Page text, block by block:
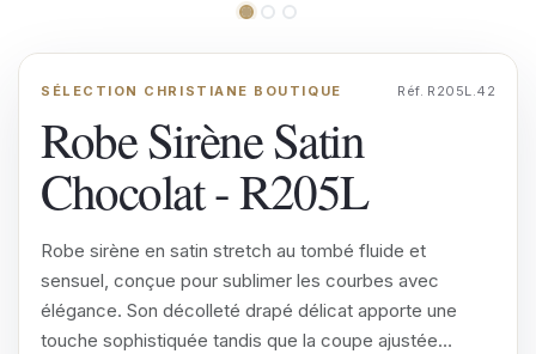
SÉLECTION CHRISTIANE BOUTIQUE Réf. R205L.42
Robe Sirène Satin
Chocolat - R205L
Robe sirène en satin stretch au tombé fluide et
sensuel, conçue pour sublimer les courbes avec
élégance. Son décolleté drapé délicat apporte une
touche sophistiquée tandis que la coupe ajustée